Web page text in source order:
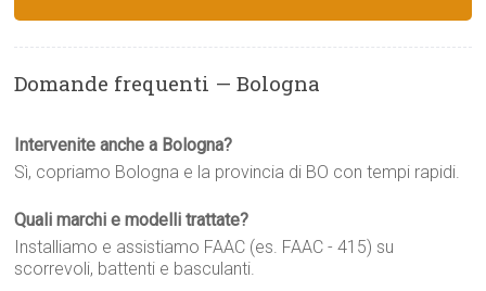
Domande frequenti — Bologna
Intervenite anche a Bologna?
Sì, copriamo Bologna e la provincia di BO con tempi rapidi.
Quali marchi e modelli trattate?
Installiamo e assistiamo FAAC (es. FAAC - 415) su
scorrevoli, battenti e basculanti.